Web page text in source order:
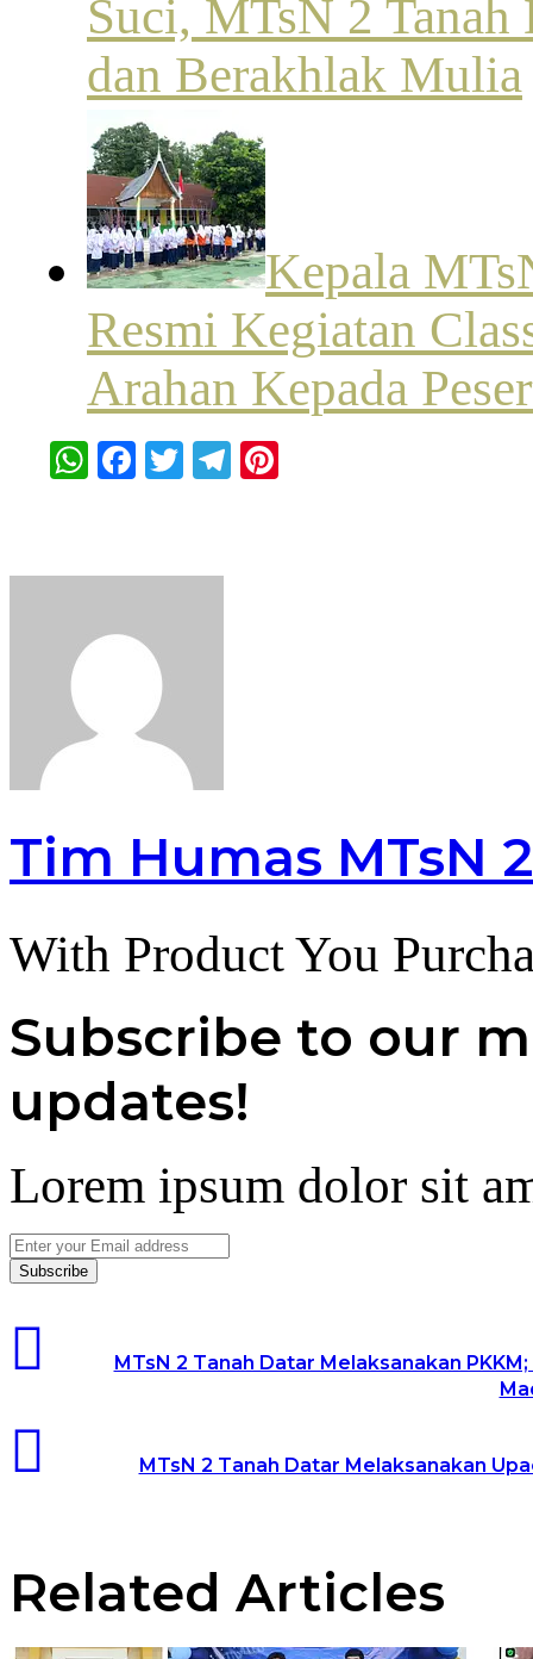
Suci, MTsN 2 Tanah
dan Berakhlak Mulia
Kepala
Resmi Kegiatan
Arahan Kepada
WhatsApp
Facebook
TwitterTelegram
Tim Humas MTsN
With Product You
Subscribe to our
updates!
Lorem ipsum dolor sit
Enter
your
Email
MTsN 2 Tanah Datar Melaksanakan
MTsN 2 Tanah Datar Melaksanakan
Related Articles